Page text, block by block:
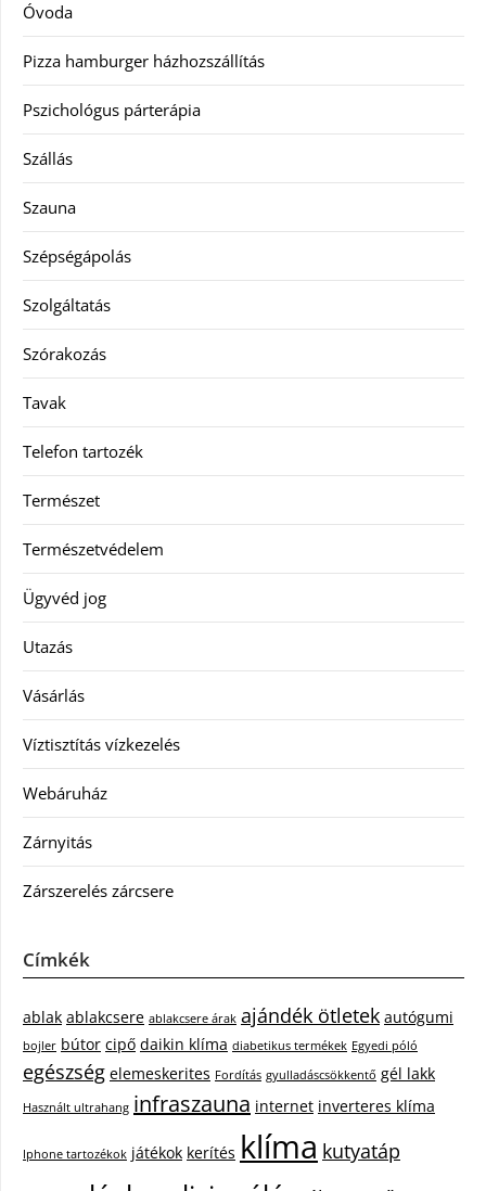
Óvoda
Pizza hamburger házhozszállítás
Pszichológus párterápia
Szállás
Szauna
Szépségápolás
Szolgáltatás
Szórakozás
Tavak
Telefon tartozék
Természet
Természetvédelem
Ügyvéd jog
Utazás
Vásárlás
Víztisztítás vízkezelés
Webáruház
Zárnyitás
Zárszerelés zárcsere
Címkék
ablak ablakcsere ablakcsere árak ajándék ötletek autógumi
bojler bútor cipő daikin klíma diabetikus termékek Egyedi póló
egészség elemeskerites Fordítás gyulladáscsökkentő gél lakk
Használt ultrahang infraszauna internet inverteres klíma
Iphone tartozékok játékok kerítés klíma kutyatáp